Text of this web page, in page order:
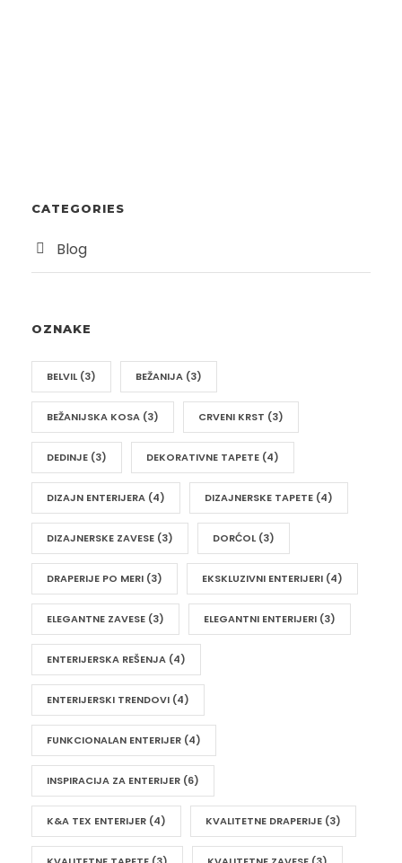
CATEGORIES
Blog
OZNAKE
BELVIL (3) BEŽANIJA (3)
BEŽANIJSKA KOSA (3) CRVENI KRST (3)
DEDINJE (3) DEKORATIVNE TAPETE (4)
DIZAJN ENTERIJERA (4) DIZAJNERSKE TAPETE (4)
DIZAJNERSKE ZAVESE (3) DORĆOL (3)
DRAPERIJE PO MERI (3) EKSKLUZIVNI ENTERIJERI (4)
ELEGANTNE ZAVESE (3) ELEGANTNI ENTERIJERI (3)
ENTERIJERSKA REŠENJA (4)
ENTERIJERSKI TRENDOVI (4)
FUNKCIONALAN ENTERIJER (4)
INSPIRACIJA ZA ENTERIJER (6)
K&A TEX ENTERIJER (4) KVALITETNE DRAPERIJE (3)